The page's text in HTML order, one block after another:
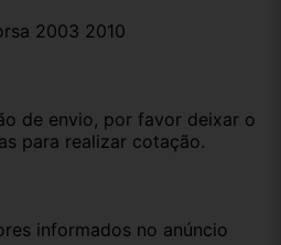
2003 2010
de envio, por favor deixar o
para realizar cotação.
informados no anúncio